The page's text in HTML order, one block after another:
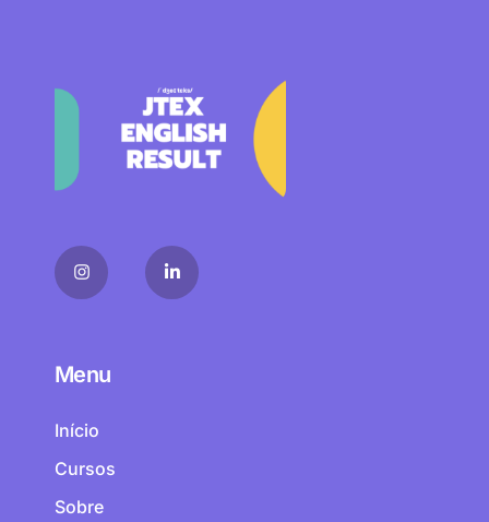
Menu
Início
Cursos
Sobre